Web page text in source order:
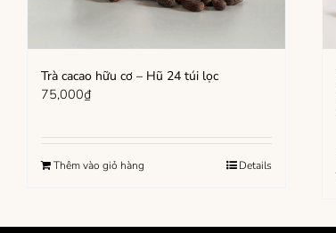
Trà cacao hữu cơ – Hũ 24 túi lọc
75,000₫
Thêm vào giỏ hàng Details